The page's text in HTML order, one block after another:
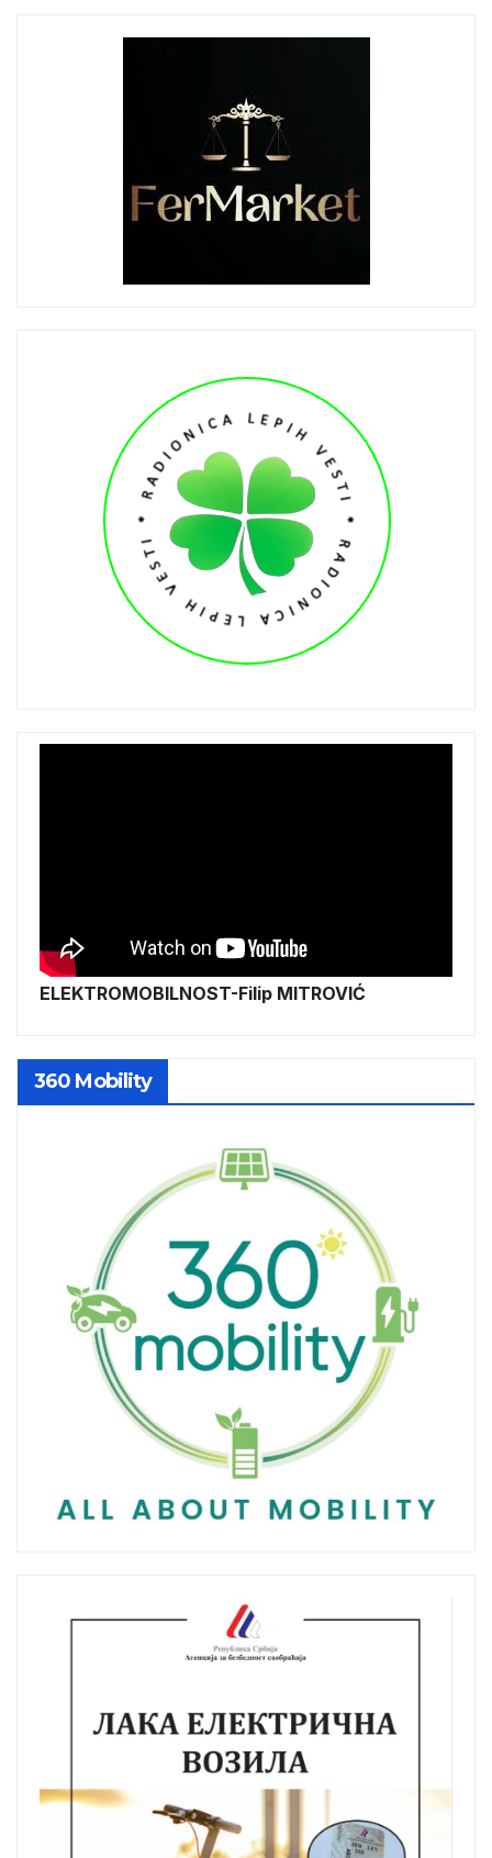
ELEKTROMOBILNOST-Filip MITROVIĆ
360 Mobility